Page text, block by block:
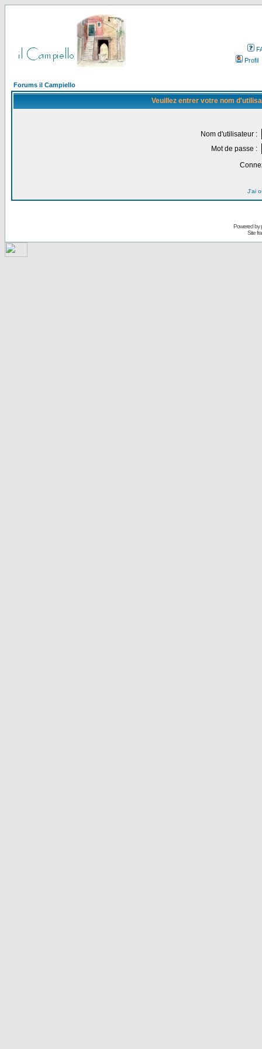
Profil
Forums il Campiello
Veuillez entrer votre nom
Nom d'utilisateur :
Mot de passe :
J'ai
Powered by
Site